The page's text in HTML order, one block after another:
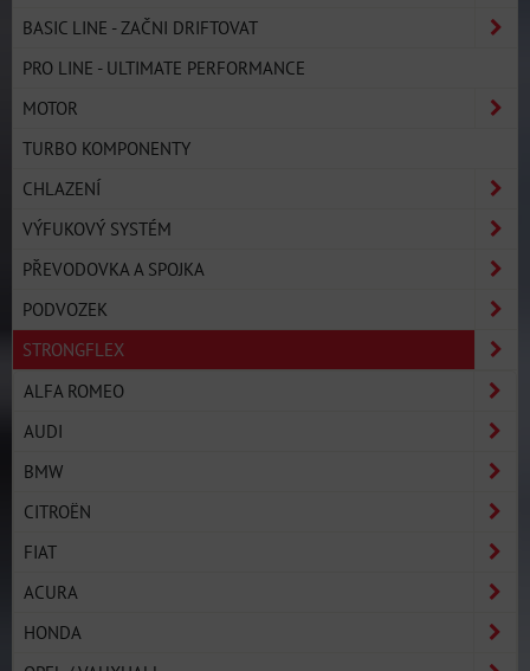
BASIC LINE - ZAČNI DRIFTOVAT
PRO LINE - ULTIMATE PERFORMANCE
MOTOR
TURBO KOMPONENTY
CHLAZENÍ
VÝFUKOVÝ SYSTÉM
PŘEVODOVKA A SPOJKA
PODVOZEK
STRONGFLEX
ALFA ROMEO
AUDI
BMW
CITROËN
FIAT
ACURA
HONDA